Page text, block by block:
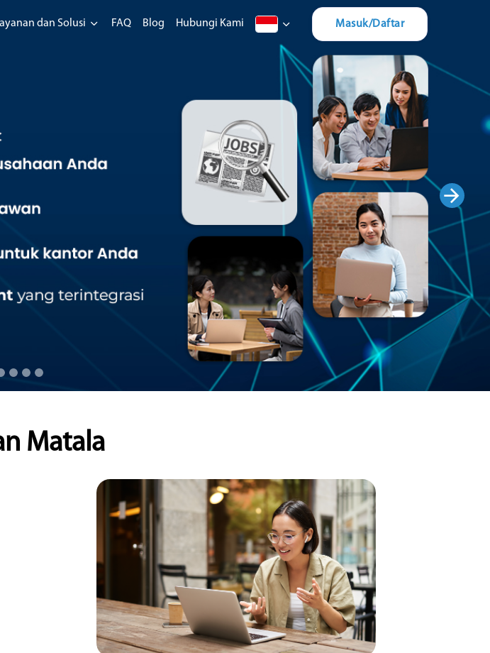
dan Solusi FAQ Blog Hubungi Kami Masuk/Daftar
Matala
Tes Psikologi Online
Tes Psikologi Online terpercaya yang dapat dilakukan
secara mandiri, baik untuk kebutuhan rekrutmen, asesmen
karyawan perusahaan, maupun kebutuhan individu.